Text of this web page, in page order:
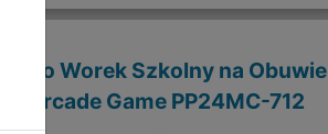
Paso Worek Szkolny na Obuwie
Arcade Game PP24MC-712